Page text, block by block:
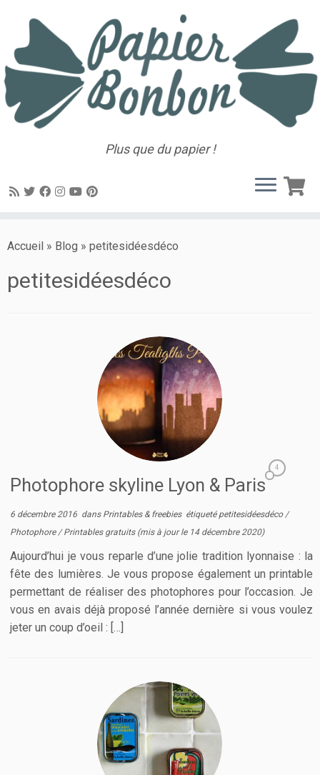
Plus que du papier !
Accueil » Blog » petitesidéesdéco
petitesidéesdéco
Photophore skyline Lyon & Paris
4
6 décembre 2016 dans Printables & freebies étiqueté petitesidéesdéco /
Photophore /Printables gratuits (mis à jour le 14 décembre 2020)
Aujourd’hui je vous reparle d’une jolie tradition lyonnaise : la
fête des lumières. Je vous propose également un printable
permettant de réaliser des photophores pour l’occasion. Je
vous en avais déjà proposé l’année dernière si vous voulez
jeter un coup d’oeil : […]